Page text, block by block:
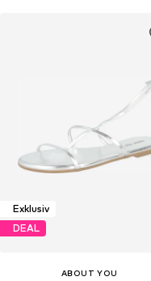
Exklusiv
DEAL
ABOUT YOU